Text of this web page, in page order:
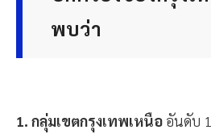
ปกครองของกรุงเ